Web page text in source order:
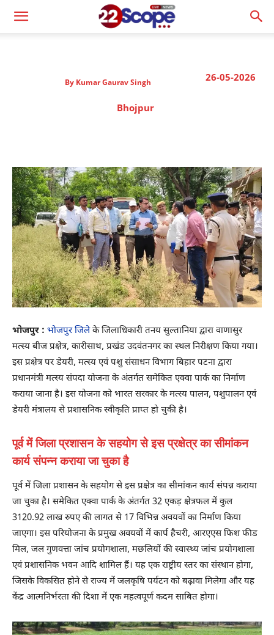
26-05-2026
By Kumar Gaurav Singh
Bhojpur
भोजपुर : भोजपुर जिलेके जिलाधिकारी तनय सुल्तानिया द्वारा वाणासुर
मत्स्य बीज प्रक्षेत्र, कारीसाथ, प्रखंड उदवंतनगर का स्थल निरीक्षण किया गया।
इस प्रक्षेत्र पर डेयरी, मत्स्य एवं पशु संसाधन विभाग बिहार पटना द्वारा
प्रधानमंत्री मत्स्य संपदा योजना के अंतर्गत समेकित एक्वा पार्क का निर्माण
कराया जाना है। इस योजना को भारत सरकार के मत्स्य पालन, पशुपालन एवं
डेयरी मंत्रालय से प्रशासनिक स्वीकृति प्राप्त हो चुकी है।
पूर्व में जिला प्रशासन के सहयोग से इस प्रक्षेत्र का सीमांकन
कार्य संपन्न कराया जा चुका है
पूर्व में जिला प्रशासन के सहयोग से इस प्रक्षेत्र का सीमांकन कार्य संपन्न कराया
जा चुका है। समेकित एक्वा पार्क के अंतर्गत 32 एकड़ क्षेत्रफल में कुल
3120.92 लाख रुपए की लागत से 17 विभिन्न अवयवों का निर्माण किया
जाएगा। इस परियोजना के प्रमुख अवयवों में कार्प हैचरी, आरएएस फिश फीड
मिल, जल गुणवत्ता जांच प्रयोगशाला, मछलियों की स्वास्थ्य जांच प्रयोगशाला
एवं प्रशासनिक भवन आदि शामिल हैं। यह एक राष्ट्रीय स्तर का संस्थान होगा,
जिसके विकसित होने से राज्य में जलकृषि पर्यटन को बढ़ावा मिलेगा और यह
केंद्र आत्मनिर्भरता की दिशा में एक महत्वपूर्ण कदम साबित होगा।